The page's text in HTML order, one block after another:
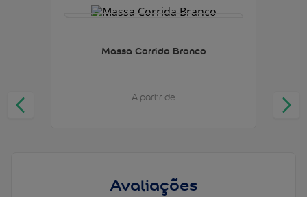
Massa Corrida Branco
A partir de
Avaliações